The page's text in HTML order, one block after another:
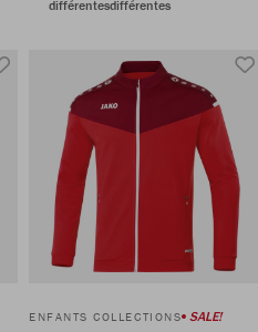
différentesdifférentes
ENFANTS COLLECTIONS SALE!